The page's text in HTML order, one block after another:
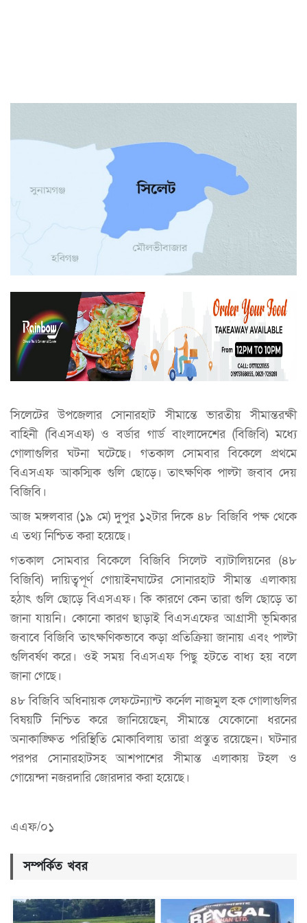
সিলেটের উপজেলার সোনারহাট সীমান্তে ভারতীয় সীমান্তরক্ষী
বাহিনী (বিএসএফ) ও বর্ডার গার্ড বাংলাদেশের (বিজিবি) মধ্যে
গোলাগুলির ঘটনা ঘটেছে। গতকাল সোমবার বিকেলে প্রথমে
বিএসএফ আকস্মিক গুলি ছোড়ে। তাৎক্ষণিক পাল্টা জবাব দেয়
বিজিবি।
আজ মঙ্গলবার (১৯ মে) দুপুর ১২টার দিকে ৪৮ বিজিবি পক্ষ থেকে
এ তথ্য নিশ্চিত করা হয়েছে।
গতকাল সোমবার বিকেলে বিজিবি সিলেট ব্যাটালিয়নের (৪৮
বিজিবি) দায়িত্বপূর্ণ গোয়াইনঘাটের সোনারহাট সীমান্ত এলাকায়
হঠাৎ গুলি ছোড়ে বিএসএফ। কি কারণে কেন তারা গুলি ছোড়ে তা
জানা যায়নি। কোনো কারণ ছাড়াই বিএসএফের আগ্রাসী ভূমিকার
জবাবে বিজিবি তাৎক্ষণিকভাবে কড়া প্রতিক্রিয়া জানায় এবং পাল্টা
গুলিবর্ষণ করে। ওই সময় বিএসএফ পিছু হটতে বাধ্য হয় বলে
জানা গেছে।
৪৮ বিজিবি অধিনায়ক লেফটেন্যান্ট কর্নেল নাজমুল হক গোলাগুলির
বিষয়টি নিশ্চিত করে জানিয়েছেন, সীমান্তে যেকোনো ধরনের
অনাকাঙ্ক্ষিত পরিস্থিতি মোকাবিলায় তারা প্রস্তুত রয়েছেন। ঘটনার
পরপর সোনারহাটসহ আশপাশের সীমান্ত এলাকায় টহল ও
গোয়েন্দা নজরদারি জোরদার করা হয়েছে।
এএফ/০১
সম্পর্কিত খবর